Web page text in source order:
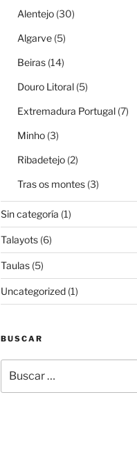
Alentejo(30)
Algarve(5)
Beiras(14)
Douro Litoral(5)
Extremadura Portugal(7)
Minho(3)
Ribadetejo(2)
Tras os montes(3)
Sin categoría (1)
Talayots(6)
Taulas(5)
Uncategorized(1)
BUSCAR
por: